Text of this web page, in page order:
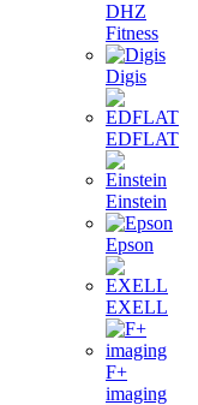
DHZ
Fitness
Digis
EDFLAT
Einstein
Epson
EXELL
F+
imaging